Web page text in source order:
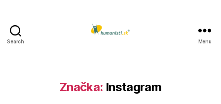
Search Menu
Značka: Instagram